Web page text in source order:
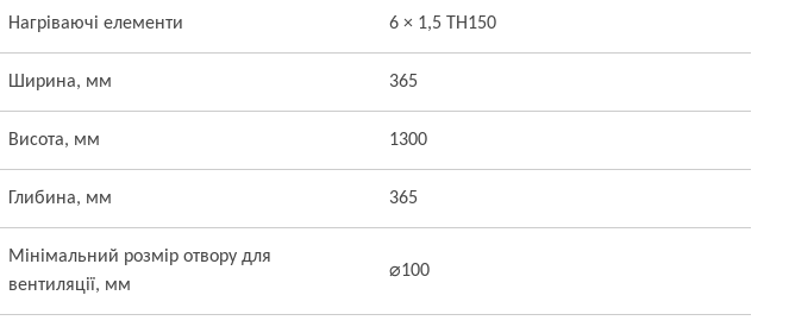
Нагріваючі елементи 6 × 1,5 TH150
Ширина, мм 365
Висота, мм 1300
Глибина, мм 365
Мінімальний розмір отвору для
вентиляції, мм
⌀100